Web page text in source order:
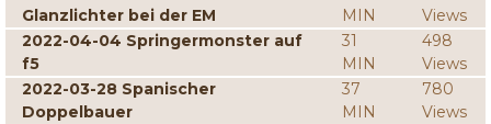
Glanzlichter bei der EM
MIN
Views
2022-04-04 Springermonster auf
f5
31
MIN
498
Views
2022-03-28 Spanischer
Doppelbauer
37
MIN
780
Views